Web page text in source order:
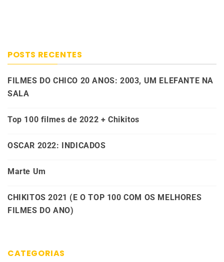
POSTS RECENTES
FILMES DO CHICO 20 ANOS: 2003, UM ELEFANTE NA
SALA
Top 100 filmes de 2022 + Chikitos
OSCAR 2022: INDICADOS
Marte Um
CHIKITOS 2021 (E O TOP 100 COM OS MELHORES
FILMES DO ANO)
CATEGORIAS